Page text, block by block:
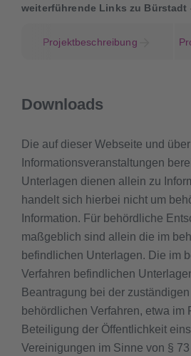
weiterführende Links zu Bürstadt
Projektbeschreibung
Downloads
Die auf dieser Webseite und
Informationsveranstaltungen
Unterlagen dienen allein zu
handelt sich hierbei nicht um
Information. Für behördliche
maßgeblich sind allein die im
befindlichen Unterlagen. Die im
Verfahren befindlichen
Beantragung bei der
behördlichen Verfahren, etwa im
Beteiligung der Öffentlichkeit
Vereinigungen im Sinne von §